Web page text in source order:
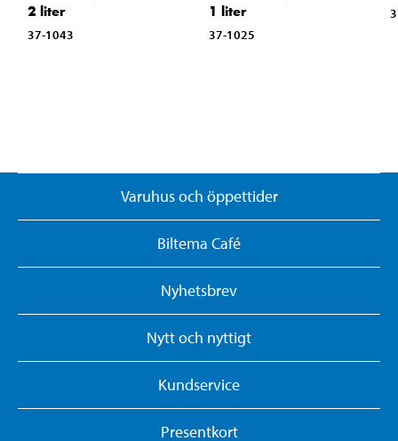
2 liter
37-1043
1 liter
37-1025
Varuhus och öppettider
Biltema Café
Nyhetsbrev
Nytt och nyttigt
Kundservice
Presentkort